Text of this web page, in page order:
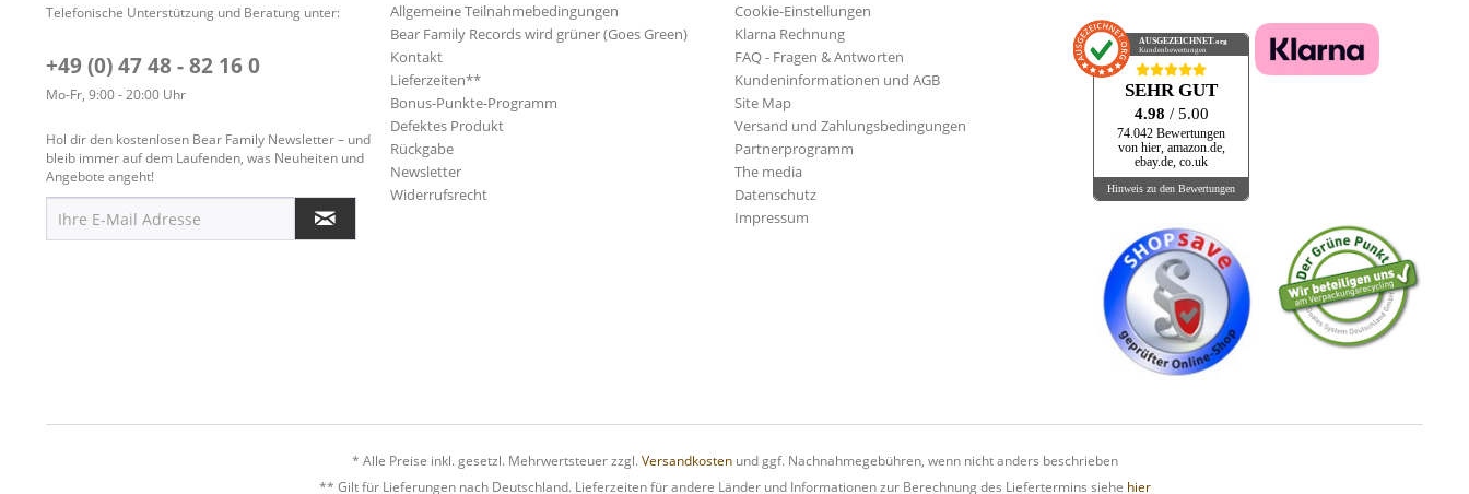
Telefonische Unterstützung und Beratung unter:
+49 (0) 47 48 - 82 16 0
Mo-Fr, 9:00 - 20:00 Uhr
Hol dir den kostenlosen Bear Family Newsletter – und
bleib immer auf dem Laufenden, was Neuheiten und
Angebote angeht!
Allgemeine Teilnahmebedingungen
Bear Family Records wird grüner (Goes Green)
Kontakt
Lieferzeiten**
Bonus-Punkte-Programm
Defektes Produkt
Rückgabe
Newsletter
Widerrufsrecht
Cookie-Einstellungen
Klarna Rechnung
FAQ - Fragen & Antworten
Kundeninformationen und AGB
Site Map
Versand und Zahlungsbedingungen
Partnerprogramm
The media
Datenschutz
Impressum
AUSGEZEICHNET .org
Kundenbewertungen
SEHR GUT
4.98 / 5.00
74.042 Bewertungen
von hier, amazon.de,
ebay.de, co.uk
Hinweis zu den Bewertungen
* Alle Preise inkl. gesetzl. Mehrwertsteuer zzgl. Versandkostenund ggf. Nachnahmegebühren, wenn nicht anders beschrieben
** Gilt für Lieferungen nach Deutschland. Lieferzeiten für andere Länder und Informationen zur Berechnung des Liefertermins siehe hier